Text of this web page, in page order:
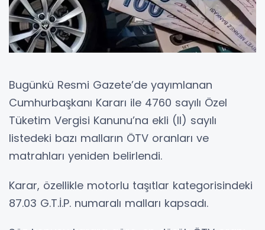
Bugünkü Resmi Gazete’de yayımlanan
Cumhurbaşkanı Kararı ile 4760 sayılı Özel
Tüketim Vergisi Kanunu’na ekli (II) sayılı
listedeki bazı malların ÖTV oranları ve
matrahları yeniden belirlendi.
Karar, özellikle motorlu taşıtlar kategorisindeki
87.03 G.T.İ.P. numaralı malları kapsadı.